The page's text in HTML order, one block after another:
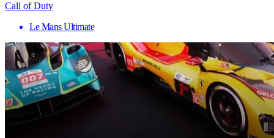
Call of Duty
Le Mans Ultimate